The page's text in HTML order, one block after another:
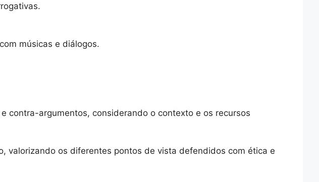
músicas e diálogos.
contra-argumentos, considerando o contexto e os recursos
valorizando os diferentes pontos de vista defendidos com ética e